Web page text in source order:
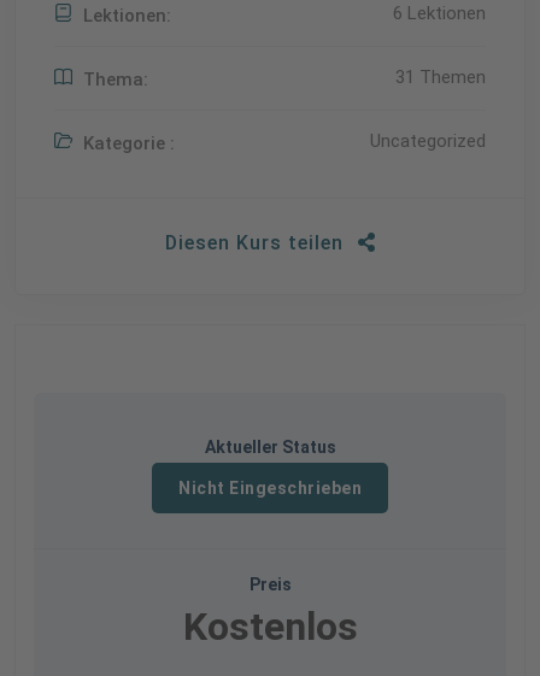
Aktueller Status
Nicht Eingeschrieben
Preis
Kostenlos
Lektionen: 6 Lektionen
Thema: 31 Themen
Kategorie : Uncategorized
Diesen Kurs teilen